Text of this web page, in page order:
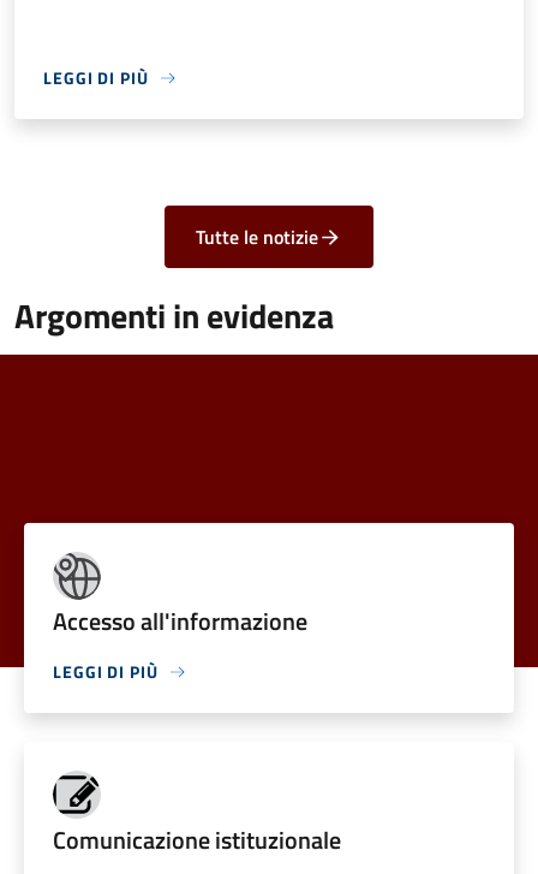
LEGGI DI PIÙ
Tutte le notizie
Argomenti in evidenza
Accesso all'informazione
LEGGI DI PIÙ
Comunicazione istituzionale